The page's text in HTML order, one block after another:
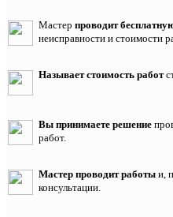
Мастер проводит
неисправности и стоимости
Называет стоимость работ
Вы принимаете решение
работ.
Мастер проводит работы и,
консультации.